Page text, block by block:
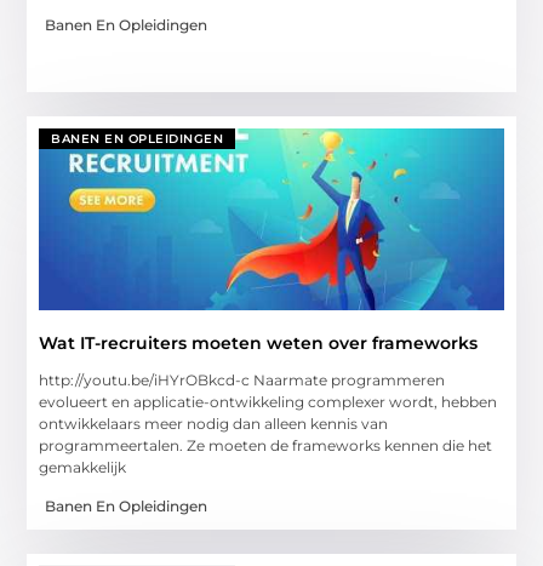
Banen En Opleidingen
BANEN EN OPLEIDINGEN
Wat IT-recruiters moeten weten over frameworks
http://youtu.be/iHYrOBkcd-c Naarmate programmeren
evolueert en applicatie-ontwikkeling complexer wordt, hebben
ontwikkelaars meer nodig dan alleen kennis van
programmeertalen. Ze moeten de frameworks kennen die het
gemakkelijk
Banen En Opleidingen